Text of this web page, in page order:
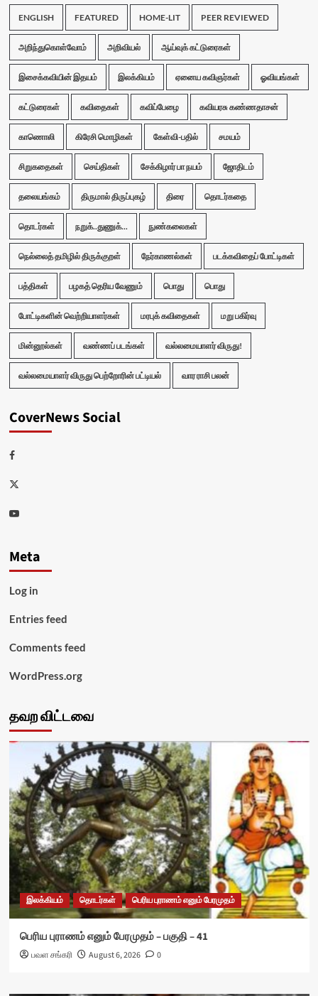
ENGLISH FEATURED HOME-LIT PEER REVIEWED
அறிந்துகொள்வோம் அறிவியல் ஆய்வுக் கட்டுரைகள்
இசைக்கவியின் இதயம் இலக்கியம் ஏனைய கவிஞர்கள் ஓவியங்கள்
கட்டுரைகள் கவிதைகள் கவிப்பேழை கவியரசு கண்ணதாசன்
காணொலி கிரேசி மொழிகள் கேள்வி-பதில் சமயம்
சிறுகதைகள் செய்திகள் சேக்கிழார் பா நயம் ஜோதிடம்
தலையங்கம் திருமால் திருப்புகழ் திரை தொடர்கதை
தொடர்கள் நறுக்..துணுக்... நுண்கலைகள்
நெல்லைத் தமிழில் திருக்குறள் நேர்காணல்கள் படக்கவிதைப் போட்டிகள்
பத்திகள் பழகத் தெரிய வேணும் பொது பொது
போட்டிகளின் வெற்றியாளர்கள் மரபுக் கவிதைகள் மறு பகிர்வு
மின்னூல்கள் வண்ணப் படங்கள் வல்லமையாளர் விருது!
வல்லமையாளர் விருது பெற்றோரின் பட்டியல் வார ராசி பலன்
CoverNews Social
Facebook
Twitter
Youtube
Meta
Log in
Entries feed
Comments feed
WordPress.org
தவற விட்டவை
இலக்கியம் தொடர்கள் பெரிய புராணம் எனும் பேரமுதம்
பெரிய புராணம் எனும் பேரமுதம் – பகுதி – 41
பவள சங்கரி August 6, 2026 0